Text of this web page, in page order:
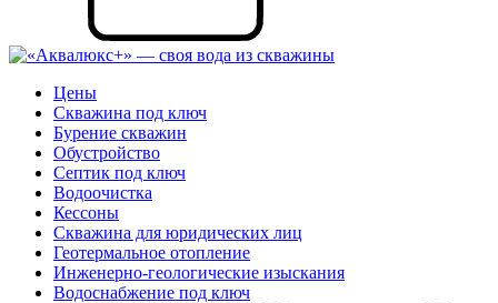
Цены
Скважина под ключ
Бурение скважин
Обустройство
Септик под ключ
Водоочистка
Кессоны
Скважина для юридических лиц
Геотермальное отопление
Инженерно-геологические изыскания
Водоснабжение под ключ